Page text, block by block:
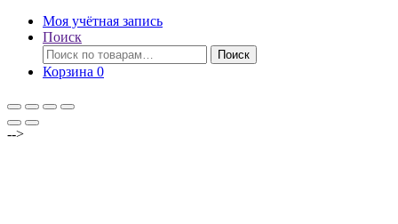
Моя учётная запись
Поиск
Искать:
Поиск
Корзина 0
-->